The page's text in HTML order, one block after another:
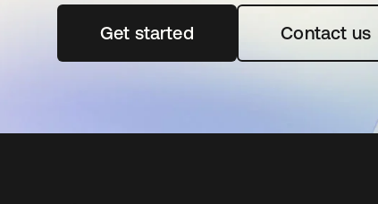
Get startedabre em uma nova guia
Contact us